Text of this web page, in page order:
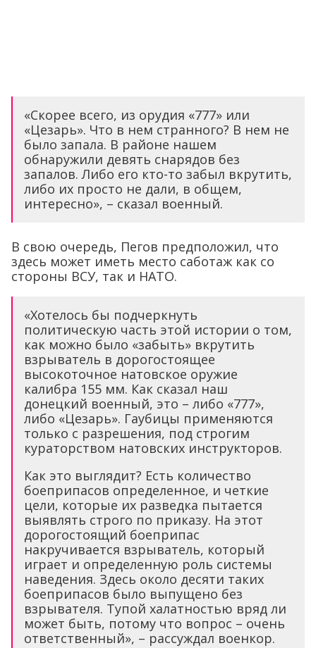
«Скорее всего, из орудия «777» или
«Цезарь». Что в нем странного? В нем не
было запала. В районе нашем
обнаружили девять снарядов без
запалов. Либо его кто-то забыл вкрутить,
либо их просто не дали, в общем,
интересно», – сказал военный.
В свою очередь, Пегов предположил, что
здесь может иметь место саботаж как со
стороны ВСУ, так и НАТО.
«Хотелось бы подчеркнуть
политическую часть этой истории о том,
как можно было «забыть» вкрутить
взрыватель в дорогостоящее
высокоточное натовское оружие
калибра 155 мм. Как сказал наш
донецкий военный, это – либо «777»,
либо «Цезарь». Гаубицы применяются
только с разрешения, под строгим
кураторством натовских инструкторов.
Как это выглядит? Есть количество
боеприпасов определенное, и четкие
цели, которые их разведка пытается
выявлять строго по приказу. На этот
дорогостоящий боеприпас
накручивается взрыватель, который
играет и определенную роль системы
наведения. Здесь около десяти таких
боеприпасов было выпущено без
взрывателя. Тупой халатностью вряд ли
может быть, потому что вопрос – очень
ответственный», – рассуждал военкор.